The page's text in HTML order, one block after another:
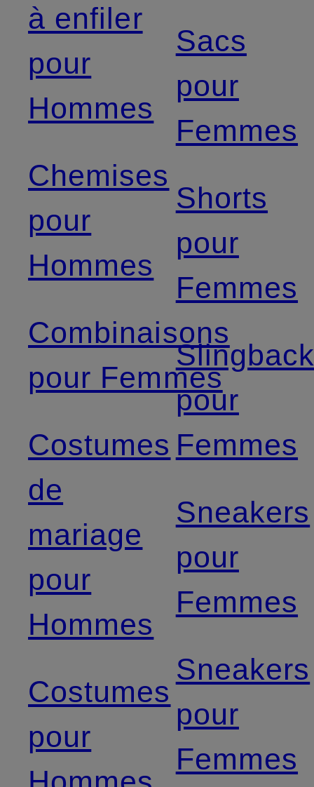
à enfiler
pour
Hommes
Chemises
pour
Hommes
Combinaisons
pour Femmes
Costumes
de
mariage
pour
Hommes
Costumes
pour
Sacs
pour
Femmes
Shorts
pour
Femmes
pour
Femmes
Sneakers
pour
Femmes
Sneakers
pour
Femmes